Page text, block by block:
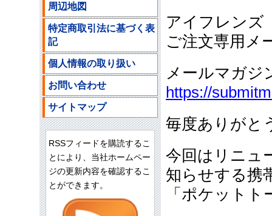
アイフレン
ご注文専用
メールマガジ
https://
毎度ありがと
今回はリニュ
知らせする携
「ポケット
周辺地図
特定商取引法に基づく表
記
個人情報の取り扱い
お問い合わせ
サイトマップ
RSSフィードを購読するこ
とにより、当社ホームペー
ジの更新内容を確認するこ
とができます。